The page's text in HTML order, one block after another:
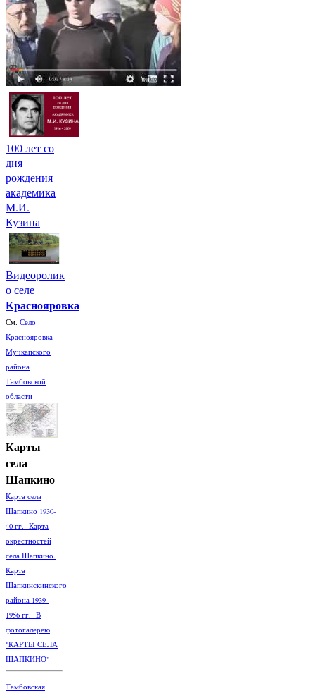
100 лет со
дня
рождения
академика
М.И.
Кузина
Видеоролик
о селе
Краснояровка
См. Село
Краснояровка
Мучкапского
района
Тамбовской
области
Карты
села
Шапкино
Карта села
Шапкино 1930-
40 гг. Карта
окрестностей
села Шапкино.
Карта
Шапкинскинского
района 1939-
1956 гг. В
фотогалерею
"КАРТЫ СЕЛА
ШАПКИНО"
Тамбовская